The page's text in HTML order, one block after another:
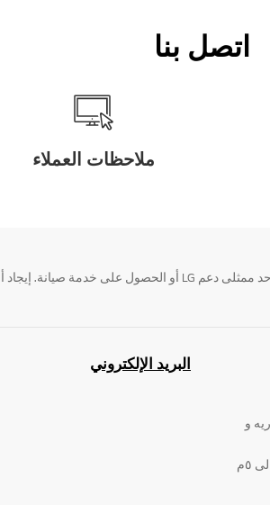
اتصل بنا
ملاحظات العملاء
و
البريد الإلكتروني